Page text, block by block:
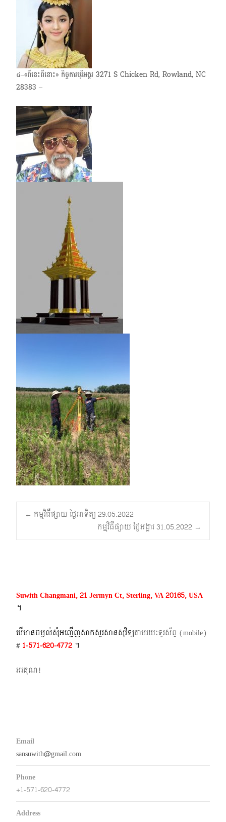
៤–«ពីនេះពីនោះ» កិច្ចការបុរីអង្គរ 3271 S Chicken Rd, Rowland, NC
28383 –
Post
navigation
← កម្មវិធីផ្សាយ ថ្ងៃអាទិត្យ 29.05.2022
កម្មវិធីផ្សាយ ថ្ងៃអង្គារ 31.05.2022 →
Suwith Changmani, 21 Jermyn Ct, Sterling, VA 20165, USA
។​
បើមានចម្ងល់​សុំអញ្ជើញសាកសួរសានសុវិទ្យតាមរយៈទូរស័ព្ទ​ (mobile)​
# 1-571-620-4772​ ។
អរគុណ!
Email
sansuwith@gmail.com
Phone
+1-571-620-4772
Address